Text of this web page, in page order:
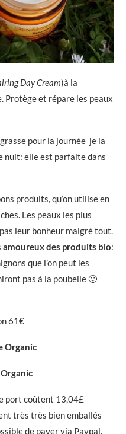
Day Cream)à la
Protège et répare les peaux
pour la journée je la
nuit: elle est parfaite dans
produits, qu’on utilise en
Les peaux les plus
leur bonheur malgré tout.
amoureux des produits bio:
que l’on peut les
pas à la poubelle 🙂
61€
Organic
port coûtent 13,04£
très très bien emballés
de payer via Paypal.